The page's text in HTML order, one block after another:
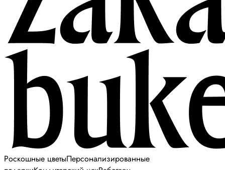
Роскошные цветыПерсонализированные